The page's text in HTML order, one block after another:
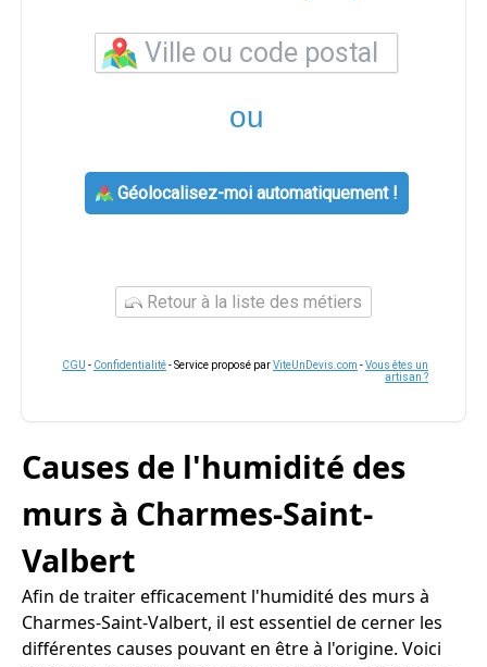
ou
Géolocalisez-moi automatiquement !
Retour à la liste des métiers
CGU - Confidentialité- Service proposé parViteUnDevis.com -Vous êtes un
artisan ?
Causes de l'humidité des
murs à Charmes-Saint-
Valbert
Afin de traiter efficacement l'humidité des murs à
Charmes-Saint-Valbert, il est essentiel de cerner les
différentes causes pouvant en être à l'origine. Voici